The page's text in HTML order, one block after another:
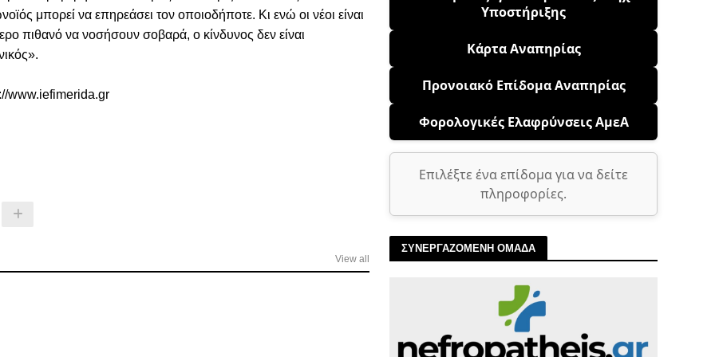
μπορεί να επηρεάσει τον οποιοδήποτε. Κι ενώ οι νέοι είναι
πιθανό να νοσήσουν σοβαρά, ο κίνδυνος δεν είναι
www.iefimerida.gr
View all
Υποστήριξης
Κάρτα Αναπηρίας
Προνοιακό Επίδομα Αναπηρίας
Φορολογικές Ελαφρύνσεις ΑμεΑ
Επιλέξτε ένα επίδομα για να δείτε
πληροφορίες.
ΣΥΝΕΡΓΑΖΟΜΕΝΗ ΟΜΑΔΑ